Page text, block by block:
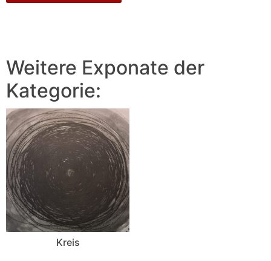
Weitere Exponate der
Kategorie:
Kreis